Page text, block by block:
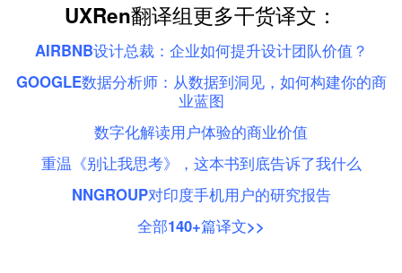
UXRen翻译组更多干货译文：
AIRBNB设计总裁：企业如何提升设计团队价值？
GOOGLE数据分析师：从数据到洞见，如何构建你的商
业蓝图
数字化解读用户体验的商业价值
重温《别让我思考》，这本书到底告诉了我什么
NNGROUP对印度手机用户的研究报告
全部140+篇译文>>